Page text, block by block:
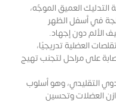
العميق الموجّه،
في أسفل الظهر
دون إجهاد.
العضلية تدريجيًا،
على مراحل لتجنب تهيج
التقليدي، وهو أسلوب
العضلات وتحسين